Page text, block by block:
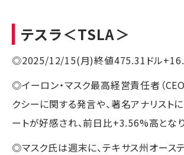
テスラ＜TSLA＞
◎2025/12/15(月)終値475.31ドル
◎イーロン・マスク最高経営責任者（
クシーに関する発言や、著名アナリスト
ートが好感され、前日比+3.56%高とな
◎マスク氏は週末に、テキサス州オース